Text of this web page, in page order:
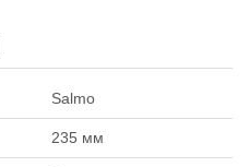
Salmo
235 мм